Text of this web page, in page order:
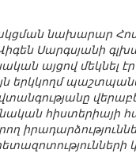
նախարար
Սարգսյանի
այցով մեկնել
երկկողմ
հիստերիայի